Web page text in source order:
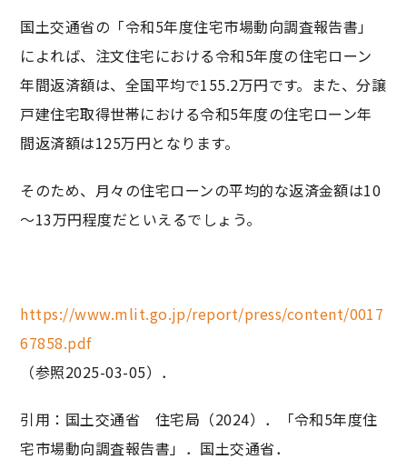
国土交通省の「令和5年度住宅市場動向調査報告書」
によれば、注文住宅における令和5年度の住宅ローン
年間返済額は、全国平均で155.2万円です。また、分譲
戸建住宅取得世帯における令和5年度の住宅ローン年
間返済額は125万円となります。
そのため、月々の住宅ローンの平均的な返済金額は10
～13万円程度だといえるでしょう。
https://www.mlit.go.jp/report/press/content/0017
67858.pdf
（参照2025-03-05）．
引用：国土交通省 住宅局（2024）．「令和5年度住
宅市場動向調査報告書」．国土交通省．